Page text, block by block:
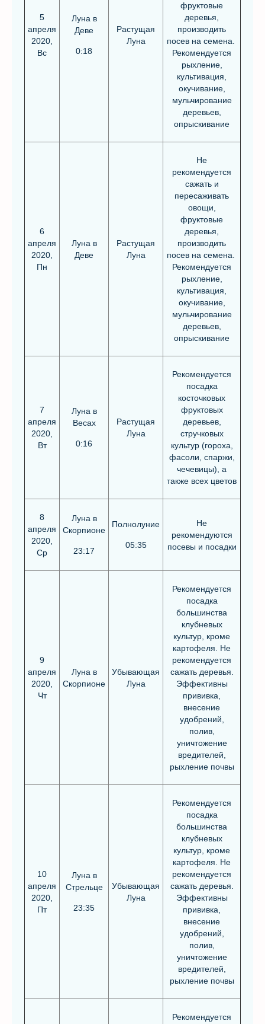
5
апреля
2020,
Вс
Луна в
Деве
0:18
Растущая
Луна
фруктовые
деревья,
производить
посев на семена.
Рекомендуется
рыхление,
культивация,
окучивание,
мульчирование
деревьев,
опрыскивание
6
апреля
2020,
Пн
Луна в
Деве
Растущая
Луна
Не
рекомендуется
сажать и
пересаживать
овощи,
фруктовые
деревья,
производить
посев на семена.
Рекомендуется
рыхление,
культивация,
окучивание,
мульчирование
деревьев,
опрыскивание
7
апреля
2020,
Вт
Луна в
Весах
0:16
Растущая
Луна
Рекомендуется
посадка
косточковых
фруктовых
деревьев,
стручковых
культур (гороха,
фасоли, спаржи,
чечевицы), а
также всех цветов
8
апреля
2020,
Ср
Луна в
Скорпионе
23:17
Полнолуние
05:35
Не
рекомендуются
посевы и посадки
9
апреля
2020,
Чт
Луна в
Скорпионе
Убывающая
Луна
Рекомендуется
посадка
большинства
клубневых
культур, кроме
картофеля. Не
рекомендуется
сажать деревья.
Эффективны
прививка,
внесение
удобрений,
полив,
уничтожение
вредителей,
рыхление почвы
10
апреля
2020,
Пт
Луна в
Стрельце
23:35
Убывающая
Луна
Рекомендуется
посадка
большинства
клубневых
культур, кроме
картофеля. Не
рекомендуется
сажать деревья.
Эффективны
прививка,
внесение
удобрений,
полив,
уничтожение
вредителей,
рыхление почвы
Рекомендуется